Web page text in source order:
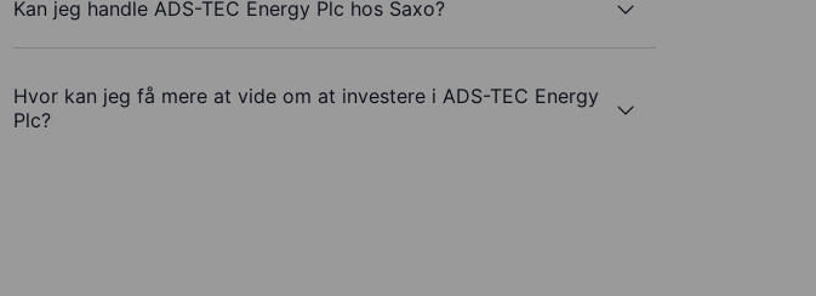
Kan jeg handle ADS-TEC Energy Plc hos Saxo?
Hvor kan jeg få mere at vide om at investere i ADS-TEC Energy
Plc?